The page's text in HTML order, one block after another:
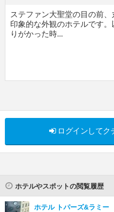
ステファン大聖堂の目の前、
印象的な外観のホテルです。
りがかった時...
ログインしてク
ホテルやスポットの閲覧履歴
ホテル トパーズ&ラミー